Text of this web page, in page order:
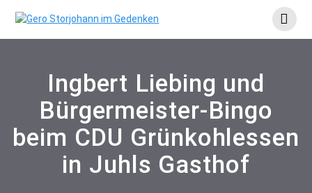
to
Ingbert Liebing und
Bürgermeister-Bingo
beim CDU Grünkohlessen
in Juhls Gasthof